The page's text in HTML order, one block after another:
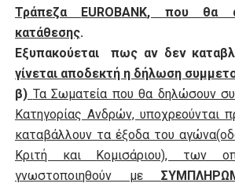
Τράπεζα EUROBANK, που θα
κατάθεσης.
Εξυπακούεται πως αν δεν
γίνεται αποδεκτή η δήλωση
β) Τα Σωματεία που θα δηλώσουν
Κατηγορίας Ανδρών, υποχρεούνται
καταβάλλουν τα έξοδα του
Κριτή και Κομισάριου),
γνωστοποιηθούν με